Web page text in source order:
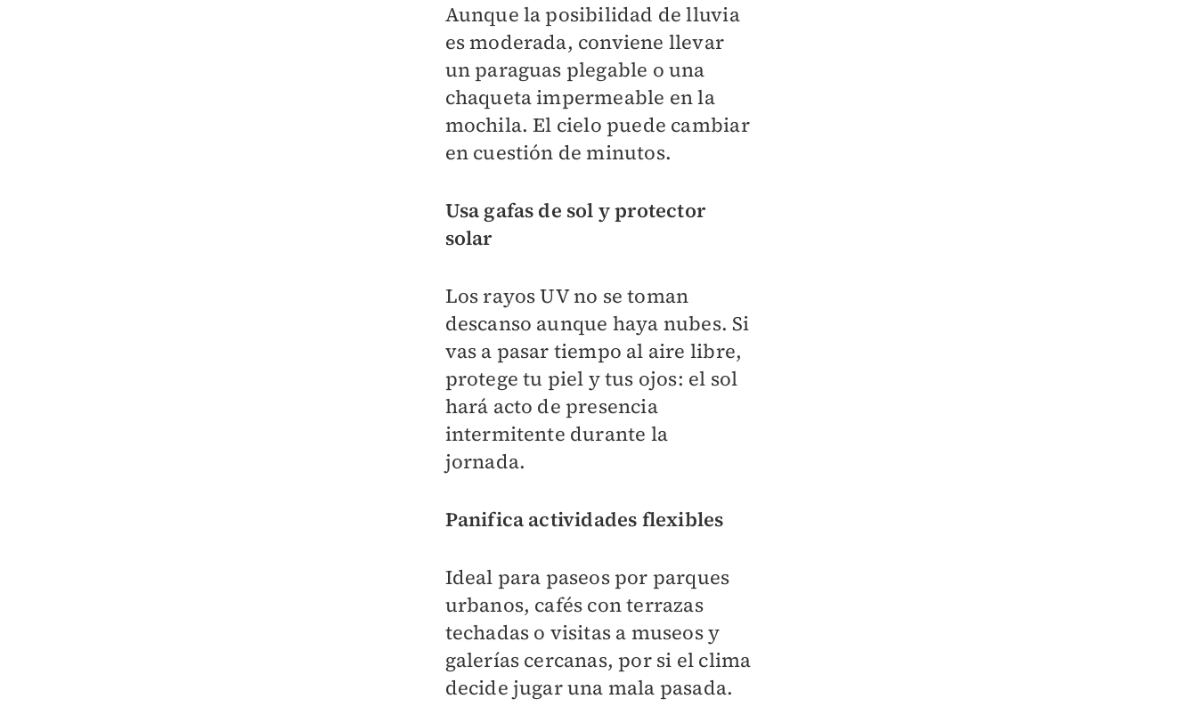
Aunque la posibilidad de lluvia
es moderada, conviene llevar
un paraguas plegable o una
chaqueta impermeable en la
mochila. El cielo puede cambiar
en cuestión de minutos.
Usa gafas de sol y protector
solar
Los rayos UV no se toman
descanso aunque haya nubes. Si
vas a pasar tiempo al aire libre,
protege tu piel y tus ojos: el sol
hará acto de presencia
intermitente durante la
jornada.
Panifica actividades flexibles
Ideal para paseos por parques
urbanos, cafés con terrazas
techadas o visitas a museos y
galerías cercanas, por si el clima
decide jugar una mala pasada.